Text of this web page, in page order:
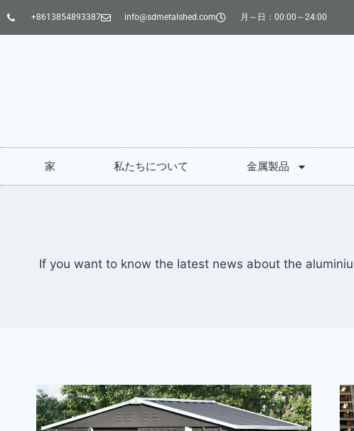
+8613854893387 info@sdmetalshed.com 月～日：00:00～24:00
家 私たちについて 金属製品
If you want to know the latest news about the